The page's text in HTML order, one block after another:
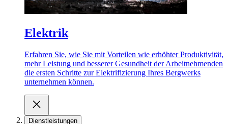
Elektrik
Erfahren Sie, wie Sie mit Vorteilen wie erhöhter Produktivität,
mehr Leistung und besserer Gesundheit der Arbeitnehmenden
die ersten Schritte zur Elektrifizierung Ihres Bergwerks
unternehmen können.
Dienstleistungen